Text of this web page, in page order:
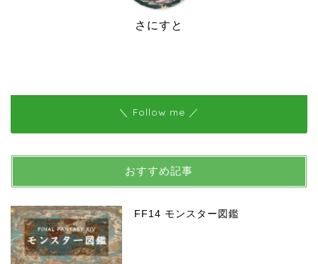
さにすと
＼ Follow me ／
おすすめ記事
FF14 モンスター図鑑